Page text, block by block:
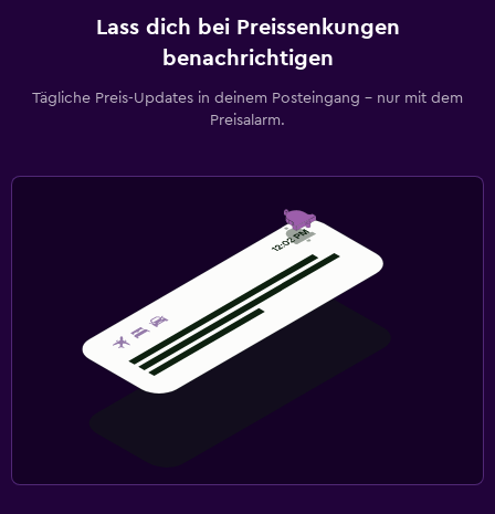
Lass dich bei Preissenkungen
benachrichtigen
Tägliche Preis-Updates in deinem Posteingang – nur mit dem
Preisalarm.